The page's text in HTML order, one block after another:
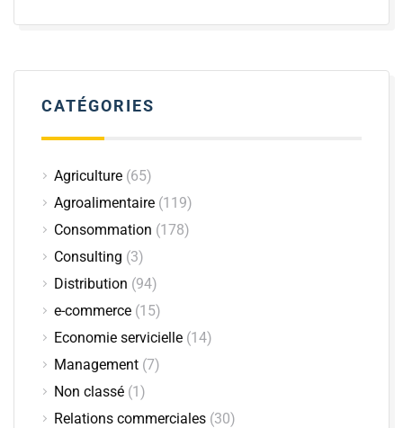
CATÉGORIES
Agriculture (65)
Agroalimentaire (119)
Consommation (178)
Consulting (3)
Distribution (94)
e-commerce (15)
Economie servicielle (14)
Management (7)
Non classé (1)
Relations commerciales (30)